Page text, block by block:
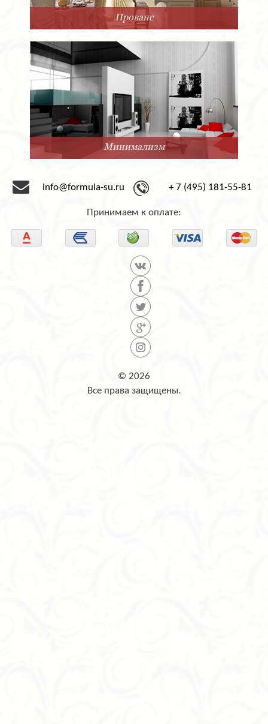
Прованс
Минимализм
info@formula-su.ru + 7 (495) 181-55-81
Принимаем к оплате:
© 2026
Все права защищены.